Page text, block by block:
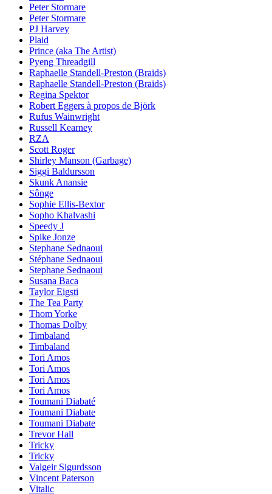
Peter Stormare
Peter Stormare
PJ Harvey
Plaid
Prince (aka The Artist)
Pyeng Threadgill
Raphaelle Standell-Preston (Braids)
Raphaelle Standell-Preston (Braids)
Regina Spektor
Robert Eggers à propos de Björk
Rufus Wainwright
Russell Kearney
RZA
Scott Roger
Shirley Manson (Garbage)
Siggi Baldursson
Skunk Anansie
Sônge
Sophie Ellis-Bextor
Sopho Khalvashi
Speedy J
Spike Jonze
Stephane Sednaoui
Stéphane Sednaoui
Stephane Sednaoui
Susana Baca
Taylor Eigsti
The Tea Party
Thom Yorke
Thomas Dolby
Timbaland
Timbaland
Tori Amos
Tori Amos
Tori Amos
Tori Amos
Toumani Diabaté
Toumani Diabate
Toumani Diabate
Trevor Hall
Tricky
Tricky
Valgeir Sigurdsson
Vincent Paterson
Vitalic